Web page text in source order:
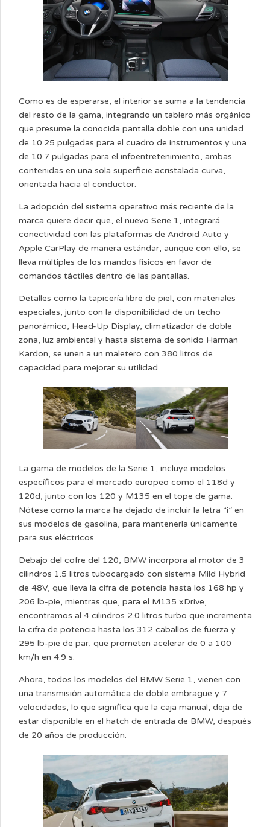
Como es de esperarse, el interior se suma a la tendencia
del resto de la gama, integrando un tablero más orgánico
que presume la conocida pantalla doble con una unidad
de 10.25 pulgadas para el cuadro de instrumentos y una
de 10.7 pulgadas para el infoentretenimiento, ambas
contenidas en una sola superficie acristalada curva,
orientada hacia el conductor.
La adopción del sistema operativo más reciente de la
marca quiere decir que, el nuevo Serie 1, integrará
conectividad con las plataformas de Android Auto y
Apple CarPlay de manera estándar, aunque con ello, se
lleva múltiples de los mandos físicos en favor de
comandos táctiles dentro de las pantallas.
Detalles como la tapicería libre de piel, con materiales
especiales, junto con la disponibilidad de un techo
panorámico, Head-Up Display, climatizador de doble
zona, luz ambiental y hasta sistema de sonido Harman
Kardon, se unen a un maletero con 380 litros de
capacidad para mejorar su utilidad.
La gama de modelos de la Serie 1, incluye modelos
específicos para el mercado europeo como el 118d y
120d, junto con los 120 y M135 en el tope de gama.
Nótese como la marca ha dejado de incluir la letra “i” en
sus modelos de gasolina, para mantenerla únicamente
para sus eléctricos.
Debajo del cofre del 120, BMW incorpora al motor de 3
cilindros 1.5 litros tubocargado con sistema Mild Hybrid
de 48V, que lleva la cifra de potencia hasta los 168 hp y
206 lb-pie, mientras que, para el M135 xDrive,
encontramos al 4 cilindros 2.0 litros turbo que incrementa
la cifra de potencia hasta los 312 caballos de fuerza y
295 lb-pie de par, que prometen acelerar de 0 a 100
km/h en 4.9 s.
Ahora, todos los modelos del BMW Serie 1, vienen con
una transmisión automática de doble embrague y 7
velocidades, lo que significa que la caja manual, deja de
estar disponible en el hatch de entrada de BMW, después
de 20 años de producción.